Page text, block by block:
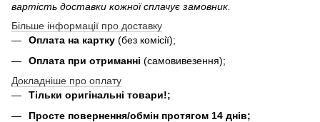
вартість доставки кожної сплачує замовник.
Більше інформації про доставку
Оплата на картку (без комісії);
Оплата при отриманні (самовивезення);
Докладніше про оплату
Тільки оригінальні товари!;
Просте повернення/обмін протягом 14 днів;